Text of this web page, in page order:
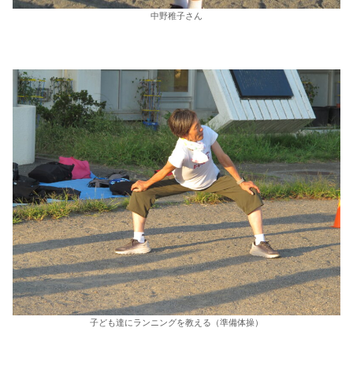
中野稚子さん
子ども達にランニングを教える（準備体操）